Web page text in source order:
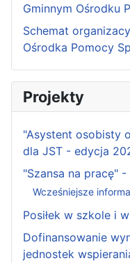
Gminnym Ośrodku
Schemat
Ośrodka Pomocy
Projekty
"Asystent osobisty
dla JST - edycja
"Szansa na pracę" -
Wcześniejsze
Posiłek w szkole i
Dofinansowanie
jednostek